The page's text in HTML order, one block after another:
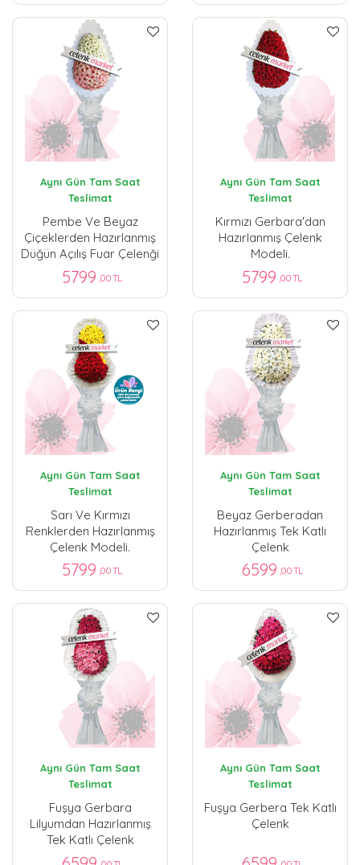
Aynı Gün Tam Saat
Teslimat
Pembe Ve Beyaz
Çiçeklerden Hazırlanmış
Düğün Açılış Fuar Çelenği
5799 ,00 TL
Aynı Gün Tam Saat
Teslimat
Kırmızı Gerbara'dan
Hazırlanmış Çelenk
Modeli.
5799 ,00 TL
Aynı Gün Tam Saat
Teslimat
Sarı Ve Kırmızı
Renklerden Hazırlanmış
Çelenk Modeli.
5799 ,00 TL
Aynı Gün Tam Saat
Teslimat
Beyaz Gerberadan
Hazırlanmış Tek Katlı
Çelenk
6599 ,00 TL
Aynı Gün Tam Saat
Teslimat
Fuşya Gerbara
Lilyumdan Hazırlanmış
Tek Katlı Çelenk
Aynı Gün Tam Saat
Teslimat
Fuşya Gerbera Tek Katlı
Çelenk